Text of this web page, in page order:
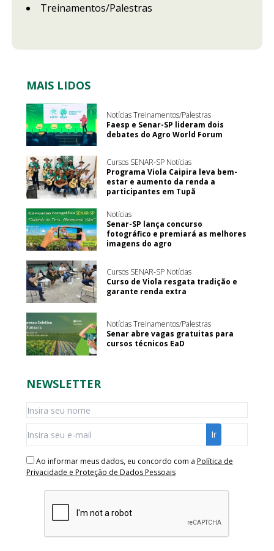
Treinamentos/Palestras
MAIS LIDOS
Notícias Treinamentos/Palestras
Faesp e Senar-SP lideram dois
debates do Agro World Forum
Cursos SENAR-SP Notícias
Programa Viola Caipira leva bem-
estar e aumento da renda a
participantes em Tupã
Notícias
Senar-SP lança concurso
fotográfico e premiará as melhores
imagens do agro
Cursos SENAR-SP Notícias
Curso de Viola resgata tradição e
garante renda extra
Notícias Treinamentos/Palestras
Senar abre vagas gratuitas para
cursos técnicos EaD
NEWSLETTER
Ao informar meus dados, eu concordo com a Política de
Privacidade e Proteção de Dados Pessoais